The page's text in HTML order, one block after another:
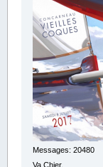
Messages: 20480
Va Chier.